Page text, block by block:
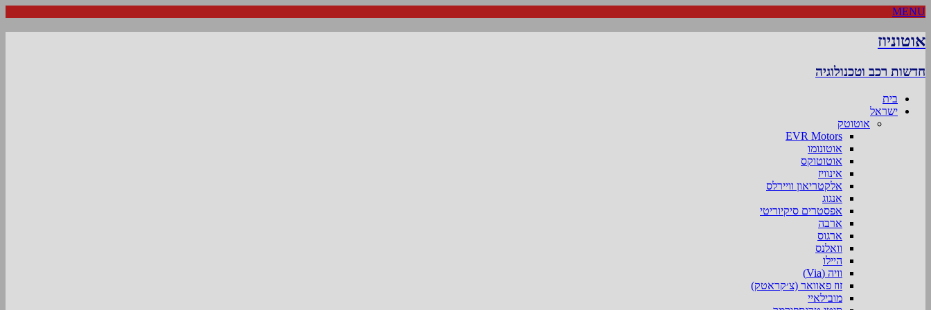
MENU
אוטוניוז
חדשות רכב וטכנולוגיה
בית
ישראל
אוטוטק
EVR Motors
אוטונומו
אוטוטוקס
אינוויז
אלקטריאון וויירלס
אנגוג
אפסטרים סיקיוריטי
ארבה
ארגוס
וואלנס
היילו
וויה (Via)
זוז פאוואר (צ׳קראטק)
מובילאיי